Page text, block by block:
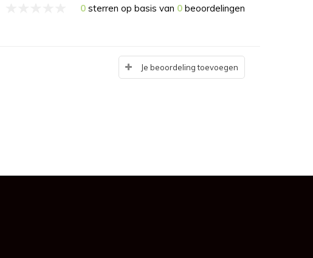
0 sterren op basis van 0 beoordelingen
Je beoordeling toevoegen